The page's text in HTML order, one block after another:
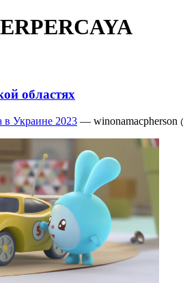
областях
в Украине 2023 — winonamacpherson